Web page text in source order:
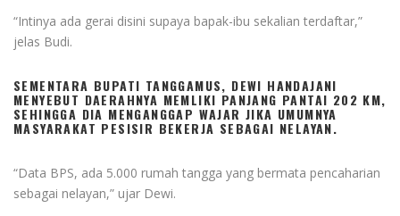
“Intinya ada gerai disini supaya bapak-ibu sekalian terdaftar,”
jelas Budi.
SEMENTARA BUPATI TANGGAMUS, DEWI HANDAJANI
MENYEBUT DAERAHNYA MEMLIKI PANJANG PANTAI 202 KM,
SEHINGGA DIA MENGANGGAP WAJAR JIKA UMUMNYA
MASYARAKAT PESISIR BEKERJA SEBAGAI NELAYAN.
“Data BPS, ada 5.000 rumah tangga yang bermata pencaharian
sebagai nelayan,” ujar Dewi.